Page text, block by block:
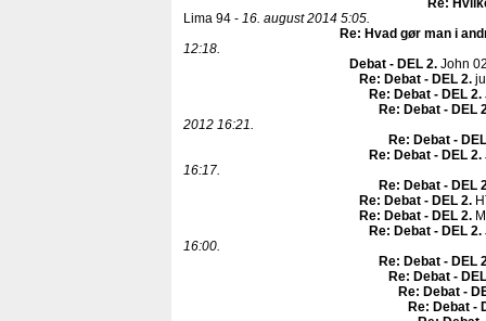
Lima 94 - 16. august 2014 5:05.
Re: Hvad gør man i
12:18.
Debat - DEL 2. John
Re: Debat - DEL 2.
Re: Debat - DEL 2.
Re: Debat - DEL
2012 16:21.
Re: Debat -
Re: Debat - DEL 2.
16:17.
Re: Debat - DEL
Re: Debat - DEL 2.
Re: Debat - DEL 2.
Re: Debat - DEL 2.
16:00.
Re: Debat - DEL
Re: Debat -
Re: Debat -
Re: Debat -